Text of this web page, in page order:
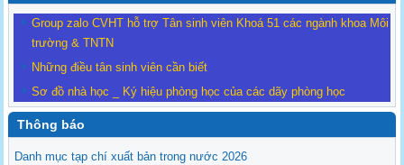
Group zalo CVHT hỗ trợ Tân sinh viên Khoá 51 các ngành khoa Môi
trường & TNTN
Những điều tân sinh viên cần biết
Sơ đồ nhà học _ Ký hiệu phòng học của các dãy phòng học
Thông báo
Danh mục tạp chí xuất bản trong nước 2026